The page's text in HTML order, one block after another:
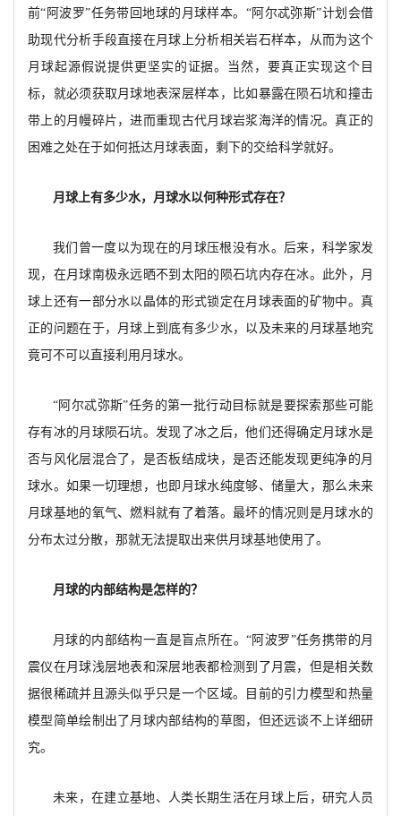
前“阿波罗”任务带回地球的月球样本。“阿尔忒弥斯”计划会借
助现代分析手段直接在月球上分析相关岩石样本，从而为这个
月球起源假说提供更坚实的证据。当然，要真正实现这个目
标，就必须获取月球地表深层样本，比如暴露在陨石坑和撞击
带上的月幔碎片，进而重现古代月球岩浆海洋的情况。真正的
困难之处在于如何抵达月球表面，剩下的交给科学就好。
月球上有多少水，月球水以何种形式存在？
我们曾一度以为现在的月球压根没有水。后来，科学家发
现，在月球南极永远晒不到太阳的陨石坑内存在冰。此外，月
球上还有一部分水以晶体的形式锁定在月球表面的矿物中。真
正的问题在于，月球上到底有多少水，以及未来的月球基地究
竟可不可以直接利用月球水。
“阿尔忒弥斯”任务的第一批行动目标就是要探索那些可能
存有冰的月球陨石坑。发现了冰之后，他们还得确定月球水是
否与风化层混合了，是否板结成块，是否还能发现更纯净的月
球水。如果一切理想，也即月球水纯度够、储量大，那么未来
月球基地的氧气、燃料就有了着落。最坏的情况则是月球水的
分布太过分散，那就无法提取出来供月球基地使用了。
月球的内部结构是怎样的？
月球的内部结构一直是盲点所在。 “阿波罗”任务携带的月
震仪在月球浅层地表和深层地表都检测到了月震，但是相关数
据很稀疏并且源头似乎只是一个区域。目前的引力模型和热量
模型简单绘制出了月球内部结构的草图，但还远谈不上详细研
究。
未来，在建立基地、人类长期生活在月球上后，研究人员